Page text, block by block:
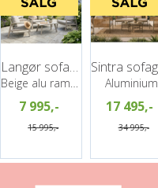
Langør sofagruppe 2+1+1+ Bord
7 995,-
15 995,-
Aluminium
17 495,-
34 995,-